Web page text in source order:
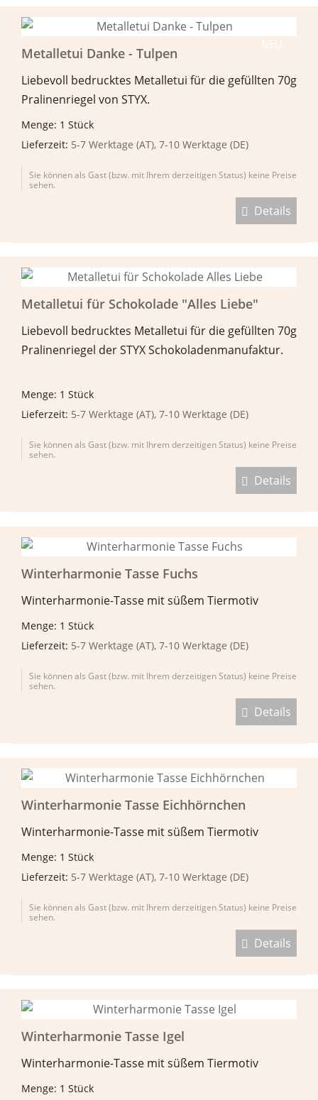
NEU
Metalletui Danke - Tulpen
Liebevoll bedrucktes Metalletui für die gefüllten 70g
Pralinenriegel von STYX.
Menge: 1 Stück
Lieferzeit: 5-7 Werktage (AT), 7-10 Werktage (DE)
Sie können als Gast (bzw. mit Ihrem derzeitigen Status) keine Preise
sehen.
Details
Metalletui für Schokolade "Alles Liebe"
Liebevoll bedrucktes Metalletui für die gefüllten 70g
Pralinenriegel der STYX Schokoladenmanufaktur.
Menge: 1 Stück
Lieferzeit: 5-7 Werktage (AT), 7-10 Werktage (DE)
Sie können als Gast (bzw. mit Ihrem derzeitigen Status) keine Preise
sehen.
Details
Winterharmonie Tasse Fuchs
Winterharmonie-Tasse mit süßem Tiermotiv
Menge: 1 Stück
Lieferzeit: 5-7 Werktage (AT), 7-10 Werktage (DE)
Sie können als Gast (bzw. mit Ihrem derzeitigen Status) keine Preise
sehen.
Details
Winterharmonie Tasse Eichhörnchen
Winterharmonie-Tasse mit süßem Tiermotiv
Menge: 1 Stück
Lieferzeit: 5-7 Werktage (AT), 7-10 Werktage (DE)
Sie können als Gast (bzw. mit Ihrem derzeitigen Status) keine Preise
sehen.
Details
Winterharmonie Tasse Igel
Winterharmonie-Tasse mit süßem Tiermotiv
Menge: 1 Stück